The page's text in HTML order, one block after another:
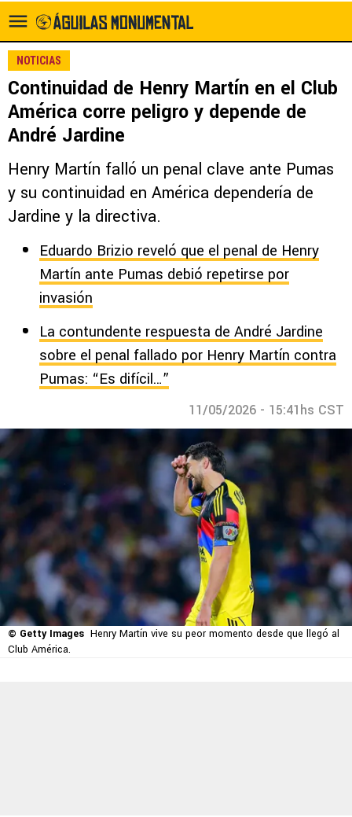
NOTICIAS
Continuidad de Henry Martín en el Club
América corre peligro y depende de
André Jardine
Henry Martín falló un penal clave ante Pumas
y su continuidad en América dependería de
Jardine y la directiva.
Eduardo Brizio reveló que el penal de Henry
Martín ante Pumas debió repetirse por
invasión
La contundente respuesta de André Jardine
sobre el penal fallado por Henry Martín contra
Pumas: “Es difícil…”
11/05/2026 - 15:41hs CST
© Getty Images Henry Martín vive su peor momento desde que llegó al
Club América.